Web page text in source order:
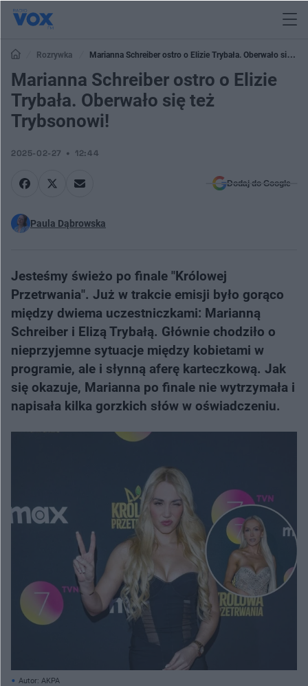
Rozrywka
Marianna Schreiber ostro o Elizie Trybała. Oberwało się też
Trybsonowi!
Marianna Schreiber ostro o Elizie
Trybała. Oberwało się też
Trybsonowi!
2025-02-27 12:44
Dodaj do Google
Paula Dąbrowska
Jesteśmy świeżo po finale "Królowej
Przetrwania". Już w trakcie emisji było gorąco
między dwiema uczestniczkami: Marianną
Schreiber i Elizą Trybałą. Głównie chodziło o
nieprzyjemne sytuacje między kobietami w
programie, ale i słynną aferę karteczkową. Jak
się okazuje, Marianna po finale nie wytrzymała i
napisała kilka gorzkich słów w oświadczeniu.
Autor: AKPA